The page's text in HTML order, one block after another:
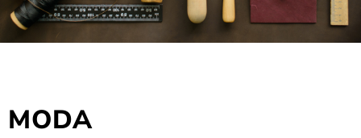
MODA